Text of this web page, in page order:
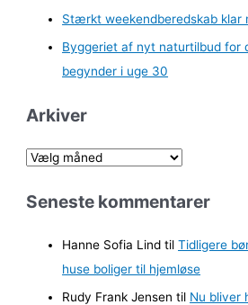
Stærkt weekendberedskab klar
Byggeriet af nyt naturtilbud for
begynder i uge 30
Arkiver
A
k
Seneste kommentarer
Hanne Sofia Lind tilTidligere
huse boliger til hjemløse
Rudy Frank Jensen til Nu bliver